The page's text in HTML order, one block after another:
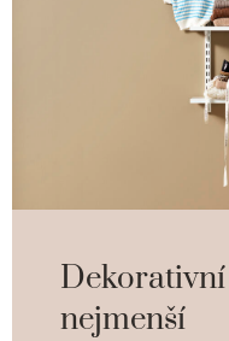
nejmenší